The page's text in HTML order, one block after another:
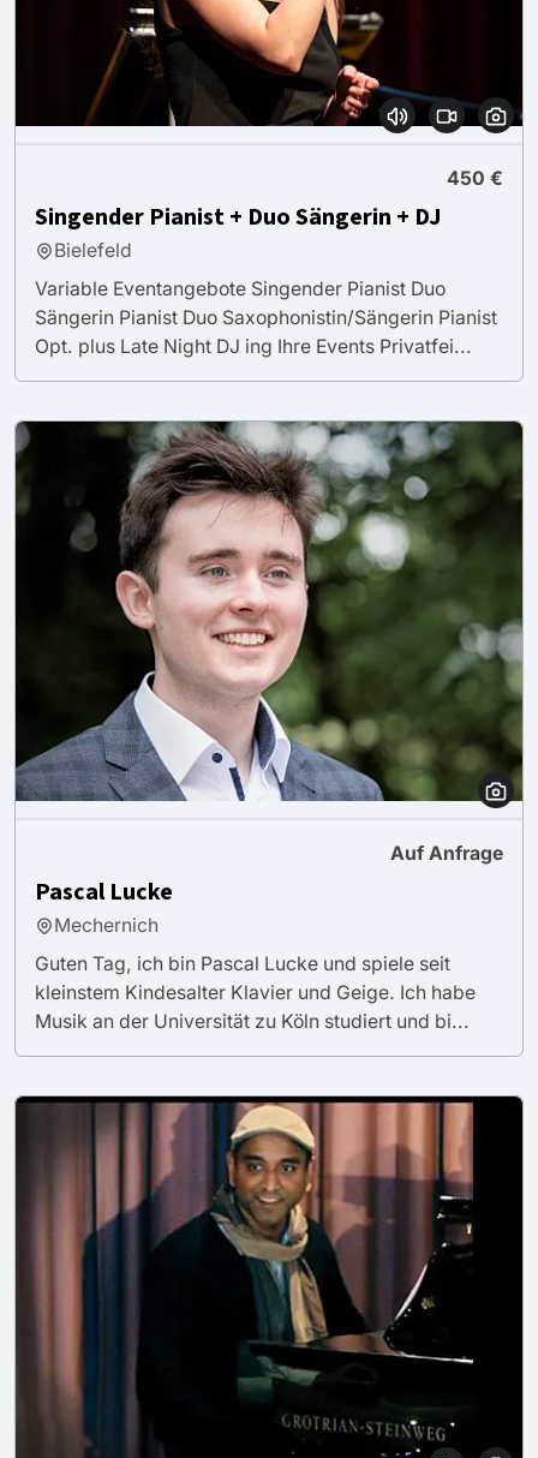
450 €
Singender Pianist + Duo Sängerin + DJ
Bielefeld
Variable Eventangebote Singender Pianist Duo
Sängerin Pianist Duo Saxophonistin/Sängerin Pianist
Opt. plus Late Night DJ ing Ihre Events Privatfei...
Auf Anfrage
Pascal Lucke
Mechernich
Guten Tag, ich bin Pascal Lucke und spiele seit
kleinstem Kindesalter Klavier und Geige. Ich habe
Musik an der Universität zu Köln studiert und bi...